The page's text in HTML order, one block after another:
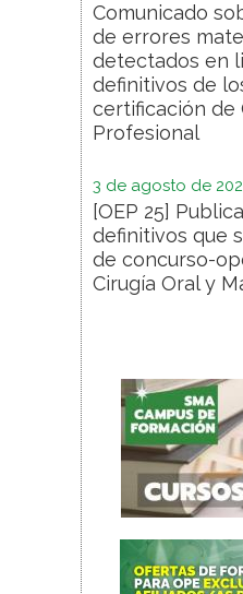
Comunicado
de errores
detectados en
definitivos de
certificación de
Profesional
3 de agosto de
[OEP 25]
definitivos que
de concurso-
Cirugía Oral y